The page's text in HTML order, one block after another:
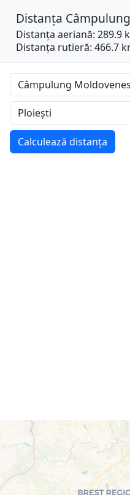
Distanța
Distanța aeriană: 289.9
Distanța rutieră: 466.7
Calculează distanța